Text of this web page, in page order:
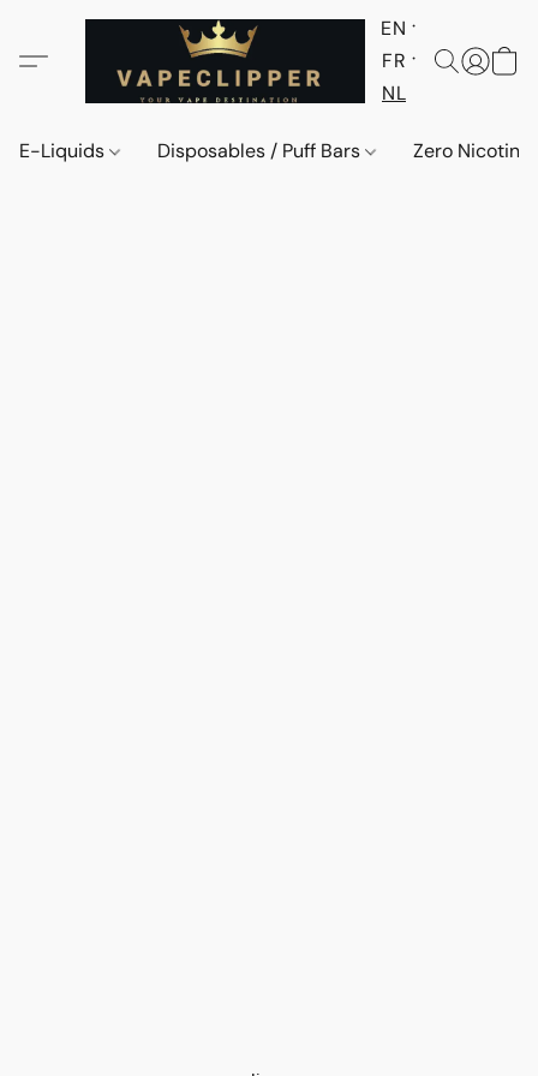
EN
FR
NL
E-Liquids Disposables / Puff Bars Zero Nicotine